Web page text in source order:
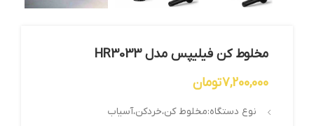
مخلوط کن فیلیپس مدل HR3033
7,200,000تومان
نوع دستگاه:مخلوط کن،خردکن،آسیاب